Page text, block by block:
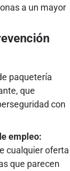
a un mayor
paquetería
que
con
empleo:
cualquier oferta
que parecen